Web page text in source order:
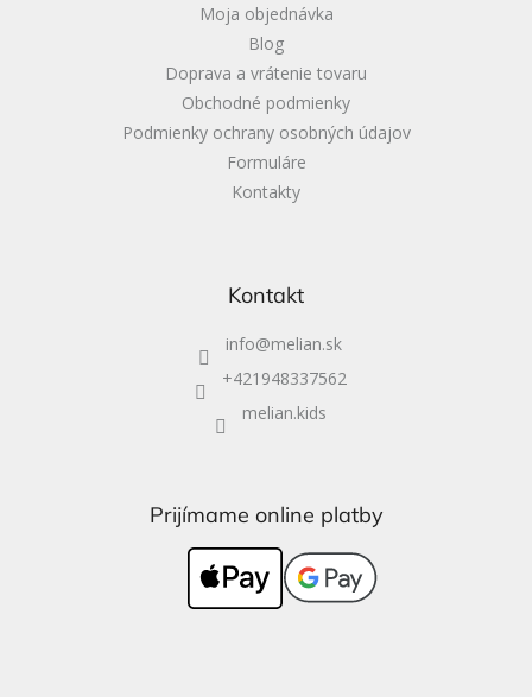
Moja objednávka
Blog
Doprava a vrátenie tovaru
Obchodné podmienky
Podmienky ochrany osobných údajov
Formuláre
Kontakty
Kontakt
info@melian.sk
+421948337562
melian.kids
Prijímame online platby